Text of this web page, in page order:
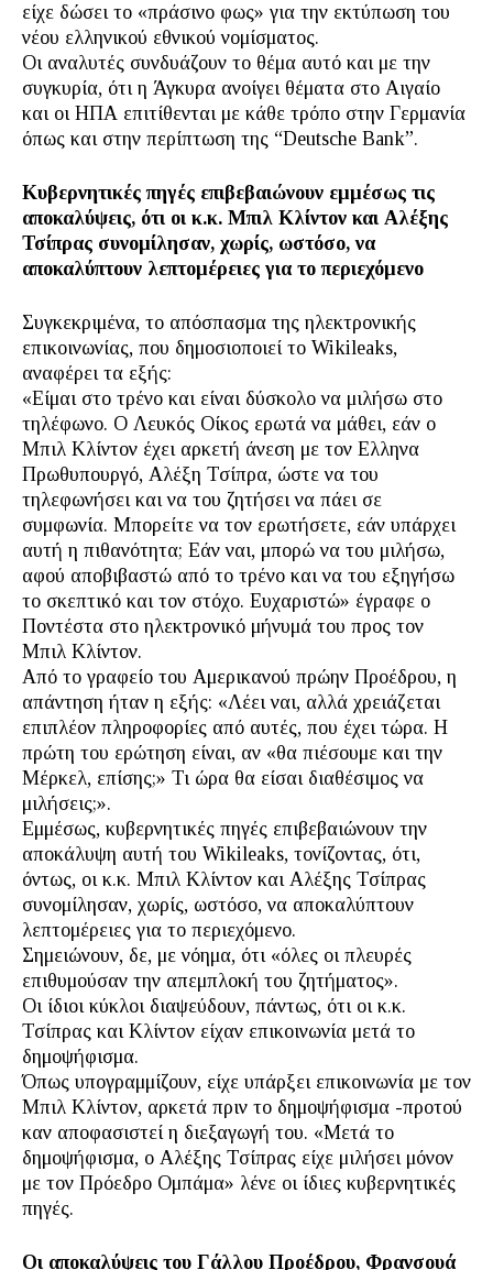
είχε δώσει το «πράσινο φως» για την εκτύπωση του
νέου ελληνικού εθνικού νομίσματος.
Οι αναλυτές συνδυάζουν το θέμα αυτό και με την
συγκυρία, ότι η Άγκυρα ανοίγει θέματα στο Αιγαίο
και οι ΗΠΑ επιτίθενται με κάθε τρόπο στην Γερμανία
όπως και στην περίπτωση της “Deutsche Bank”.
Κυβερνητικές πηγές επιβεβαιώνουν εμμέσως τις
αποκαλύψεις, ότι οι κ.κ. Μπιλ Κλίντον και Αλέξης
Τσίπρας συνομίλησαν, χωρίς, ωστόσο, να
αποκαλύπτουν λεπτομέρειες για το περιεχόμενο
Συγκεκριμένα, το απόσπασμα της ηλεκτρονικής
επικοινωνίας, που δημοσιοποιεί το Wikileaks,
αναφέρει τα εξής:
«Είμαι στο τρένο και είναι δύσκολο να μιλήσω στο
τηλέφωνο. Ο Λευκός Οίκος ερωτά να μάθει, εάν ο
Μπιλ Κλίντον έχει αρκετή άνεση με τον Ελληνα
Πρωθυπουργό, Αλέξη Τσίπρα, ώστε να του
τηλεφωνήσει και να του ζητήσει να πάει σε
συμφωνία. Μπορείτε να τον ερωτήσετε, εάν υπάρχει
αυτή η πιθανότητα; Εάν ναι, μπορώ να του μιλήσω,
αφού αποβιβαστώ από το τρένο και να του εξηγήσω
το σκεπτικό και τον στόχο. Ευχαριστώ» έγραφε ο
Ποντέστα στο ηλεκτρονικό μήνυμά του προς τον
Μπιλ Κλίντον.
Από το γραφείο του Αμερικανού πρώην Προέδρου, η
απάντηση ήταν η εξής: «Λέει ναι, αλλά χρειάζεται
επιπλέον πληροφορίες από αυτές, που έχει τώρα. Η
πρώτη του ερώτηση είναι, αν «θα πιέσουμε και την
Μέρκελ, επίσης;» Τι ώρα θα είσαι διαθέσιμος να
μιλήσεις;».
Εμμέσως, κυβερνητικές πηγές επιβεβαιώνουν την
αποκάλυψη αυτή του Wikileaks, τονίζοντας, ότι,
όντως, οι κ.κ. Μπιλ Κλίντον και Αλέξης Τσίπρας
συνομίλησαν, χωρίς, ωστόσο, να αποκαλύπτουν
λεπτομέρειες για το περιεχόμενο.
Σημειώνουν, δε, με νόημα, ότι «όλες οι πλευρές
επιθυμούσαν την απεμπλοκή του ζητήματος».
Οι ίδιοι κύκλοι διαψεύδουν, πάντως, ότι οι κ.κ.
Τσίπρας και Κλίντον είχαν επικοινωνία μετά το
δημοψήφισμα.
Όπως υπογραμμίζουν, είχε υπάρξει επικοινωνία με τον
Μπιλ Κλίντον, αρκετά πριν το δημοψήφισμα -προτού
καν αποφασιστεί η διεξαγωγή του. «Μετά το
δημοψήφισμα, ο Αλέξης Τσίπρας είχε μιλήσει μόνον
με τον Πρόεδρο Ομπάμα» λένε οι ίδιες κυβερνητικές
πηγές.
Οι αποκαλύψεις του Γάλλου Προέδρου, Φρανσουά